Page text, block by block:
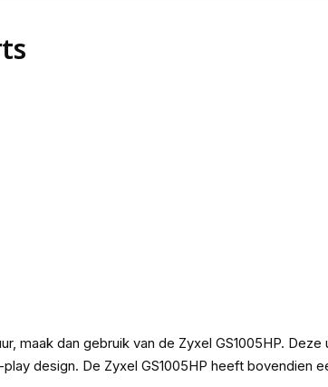
maak dan gebruik van de Zyxel GS1005HP.
design. De Zyxel GS1005HP heeft bovendien